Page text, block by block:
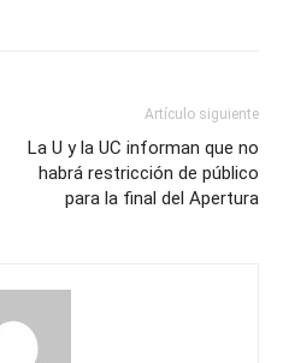
Artículo siguiente
La U y la UC informan que no
habrá restricción de público
para la final del Apertura